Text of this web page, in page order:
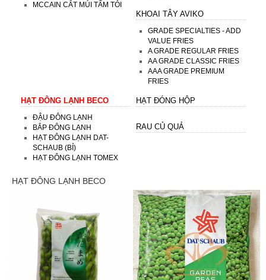
MCCAIN CẮT MÚI TẨM TỎI
KHOAI TÂY AVIKO
GRADE SPECIALTIES - ADD
VALUE FRIES
A GRADE REGULAR FRIES
AA GRADE CLASSIC FRIES
AAA GRADE PREMIUM
FRIES
HẠT ĐÔNG LẠNH BECO
ĐẬU ĐÔNG LẠNH
BẮP ĐÔNG LẠNH
HẠT ĐÔNG LẠNH DAT-
SCHAUB (BỈ)
HẠT ĐÔNG LẠNH TOMEX
HẠT ĐÓNG HỘP
RAU CỦ QUẢ
HẠT ĐÔNG LẠNH BECO